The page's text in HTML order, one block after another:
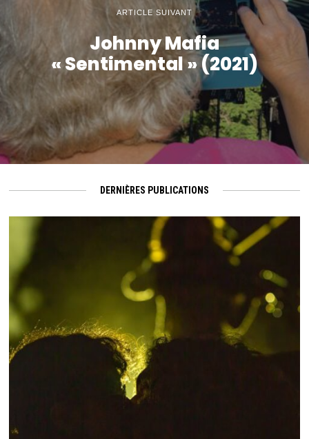
ARTICLE SUIVANT
Johnny Mafia
« Sentimental » (2021)
DERNIÈRES PUBLICATIONS